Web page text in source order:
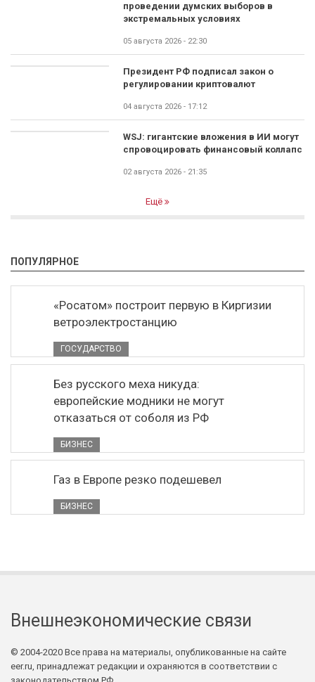
проведении думских выборов в
экстремальных условиях
05 августа 2026 - 22:30
Президент РФ подписал закон о
регулировании криптовалют
04 августа 2026 - 17:12
WSJ: гигантские вложения в ИИ могут
спровоцировать финансовый коллапс
02 августа 2026 - 21:35
Ещё
ПОПУЛЯРНОЕ
«Росатом» построит первую в Киргизии
ветроэлектростанцию
ГОСУДАРСТВО
Без русского меха никуда:
европейские модники не могут
отказаться от соболя из РФ
БИЗНЕС
Газ в Европе резко подешевел
БИЗНЕС
Внешнеэкономические связи
© 2004-2020 Все права на материалы, опубликованные на сайте
eer.ru, принадлежат редакции и охраняются в соответствии с